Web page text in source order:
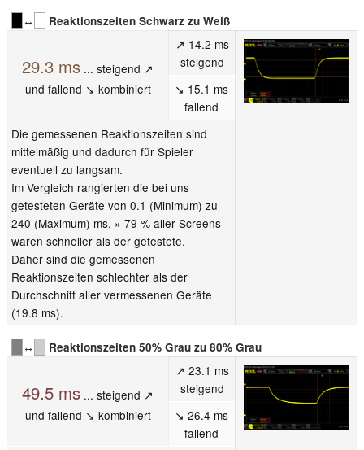
↔
Reaktionszeiten Schwarz zu Weiß
29.3 ms ... steigend ↗
und fallend ↘ kombiniert
↗ 14.2 ms
steigend
↘ 15.1 ms
fallend
Die gemessenen Reaktionszeiten sind
mittelmäßig und dadurch für Spieler
eventuell zu langsam.
Im Vergleich rangierten die bei uns
getesteten Geräte von 0.1 (Minimum) zu
240 (Maximum) ms. » 79 % aller Screens
waren schneller als der getestete.
Daher sind die gemessenen
Reaktionszeiten schlechter als der
Durchschnitt aller vermessenen Geräte
(19.8 ms).
↔ Reaktionszeiten 50% Grau zu 80% Grau
49.5 ms ... steigend ↗
und fallend ↘ kombiniert
↗ 23.1 ms
steigend
↘ 26.4 ms
fallend